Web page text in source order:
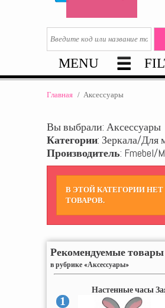
MENU
Главная / Аксессуары
Вы выбрали:
Категории: Зеркала/Для
Производитель: Fmebel/
В ЭТОЙ КАТЕГОРИИ НЕТ
ТОВАРОВ.
Рекомендуемые товары
в рубрике «Аксессуары»
Настенные часы
1